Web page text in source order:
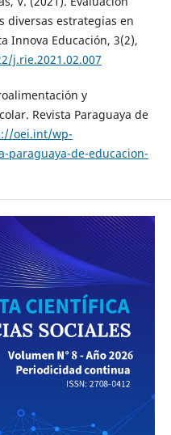
diversas estrategias en
Innova Educación, 3(2),
j.rie.2021.02.007
y
Revista Paraguaya de
oei.int/wp-
paraguaya-de-educacion-